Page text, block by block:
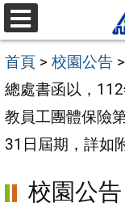
跳
至
主
要
內
容
選
單
首頁 > 校園公告 >
總處書函以，
教員工團體保險
31日屆期，詳如
校園公告